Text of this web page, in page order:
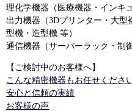
理化学機器（医療機器・インキ
出力機器（3Dプリンター・大
型機・造型機 等）
通信機器（サーバーラック・制
【ご検討中のお客様へ】
こんな精密機器もお任せくださ
安心と信頼の実績
お客様の声